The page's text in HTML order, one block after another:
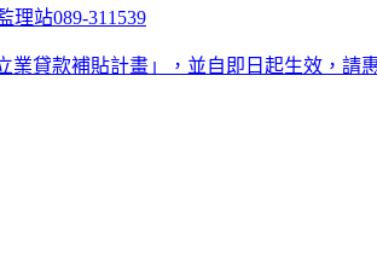
理站089-311539
業貸款補貼計畫」，並自即日起生效，請